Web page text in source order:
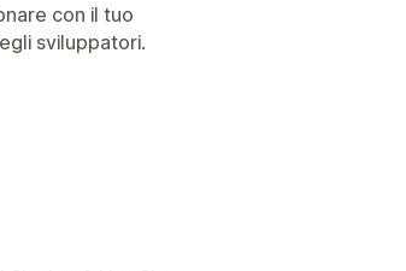
con il tuo
sviluppatori.